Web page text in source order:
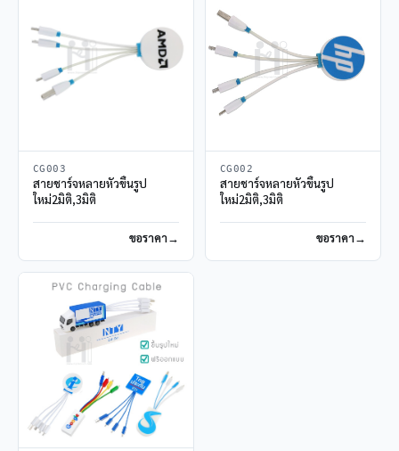
CG003
สายชาร์จหลายหัวขึ้นรูป
ใหม่2มิติ,3มิติ
ขอราคา
CG002
สายชาร์จหลายหัวขึ้นรูป
ใหม่2มิติ,3มิติ
ขอราคา